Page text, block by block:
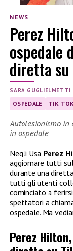
NEWS
Perez
ospedale
diretta su
SARA GUGLIELMETTI
OSPEDALE TIK
Autolesionismo in
in ospedale
Negli Usa Perez
aggiornare tutti
durante una
tutti gli utenti
cominciato a
spettatori a
ospedale. Ma
Perez